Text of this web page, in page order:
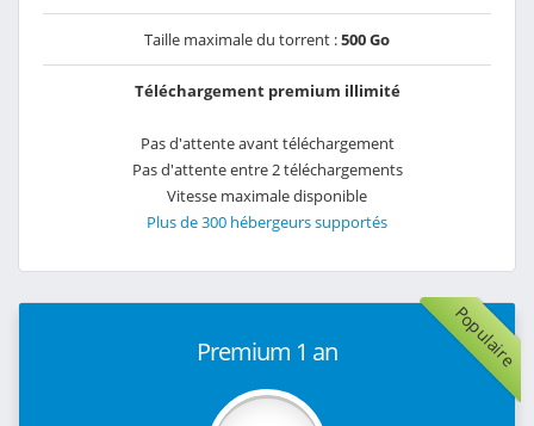
Taille maximale du torrent :500 Go
Téléchargement premium illimité
Pas d'attente avant téléchargement
Pas d'attente entre 2 téléchargements
Vitesse maximale disponible
Plus de 300 hébergeurs supportés
Populaire
Premium 1 an